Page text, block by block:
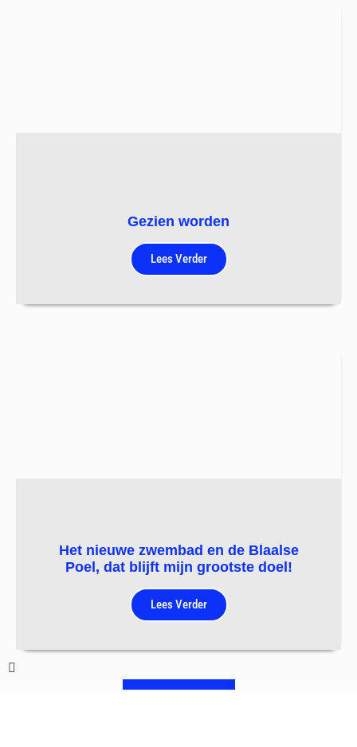
Gezien worden
Lees Verder
Het nieuwe zwembad en de Blaalse
Poel, dat blijft mijn grootste doel!
Lees Verder
MEER NIEUWS